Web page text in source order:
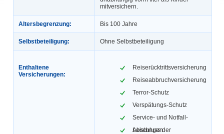
mitversichern.
Altersbegrenzung: Bis 100 Jahre
Selbstbeteiligung: Ohne Selbstbeteiligung
Enthaltene
Versicherungen:
Reiserücktrittsversicherung
Reiseabbruchversicherung
Terror-Schutz
Verspätungs-Schutz
Service- und Notfall-
Leistungen
Abschluss der